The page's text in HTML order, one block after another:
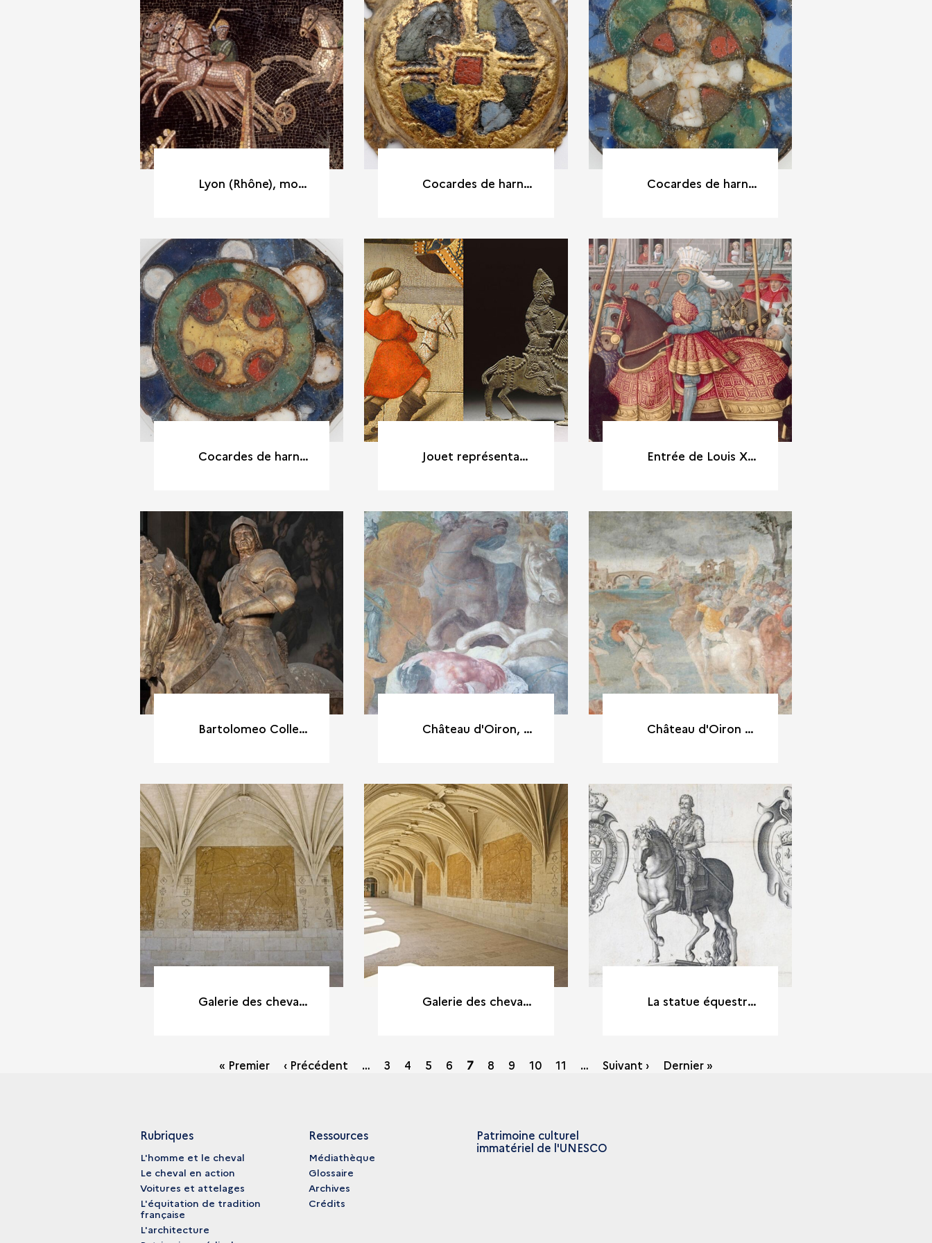
Lyon (Rhône), mosaïque dite des jeux du cirque, découverte au XIXe siècle dans la Presqu’île, Lyon 2e arrondissement. IIe-IIIe siècle après J.-C. Cocardes de harnais Colletière (Isère), XIe siècle Cocardes de harnais Colletière (Isère), XIe siècle
Cocardes de harnais Colletière (Isère), XIe siècle Jouet représentant un cavalier, plomb et étain, XIVe siècle / Peinture, détail, 3e quart XVe siècle Entrée de Louis XII à Gênes, enluminure par Jean Bourdichon, vers 1508
Bartolomeo Colleone, d'après Andrea Verrocchio, moulage de la statue en bronze (1480-1496), par l'atelier Lampadari de Turin, vers 1830. Château d'Oiron, Galerie de peintures, La mort d'Hector, détail Château d'Oiron (Deux-Sèvres)
Galerie des chevaux du château d'Oiron (Deux-Sèvres) Galerie des chevaux du château d'Oiron (Deux-Sèvres) La statue équestre de Henry le Grand sur son pie-destail. Gravure au burin. Paris, Nicolas de Mathonière, 1617
« Premier ‹ Précédent … Page
3 Page
4 Page
5 Page
6
Page
7 Page
8 Page
9 Page
10 Page
11 … Suivant › Dernier »
Rubriques
L'homme et le cheval
Le cheval en action
Voitures et attelages
L'équitation de tradition
française
L'architecture
Ressources
Médiathèque
Glossaire
Archives
Crédits
Patrimoine culturel
immatériel de l'UNESCO